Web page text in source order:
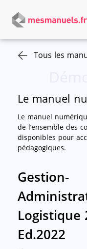
Tous les
Le manuel
Le manuel
de l’ensemble des
disponibles pour
pédagogiques.
Gestion-
Logistique
Ed.2022